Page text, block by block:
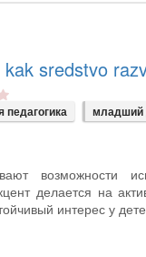
sredstvo
младший
возможности
делается на
интерес у